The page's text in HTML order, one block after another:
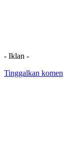
- Iklan -
Tinggalkan komen